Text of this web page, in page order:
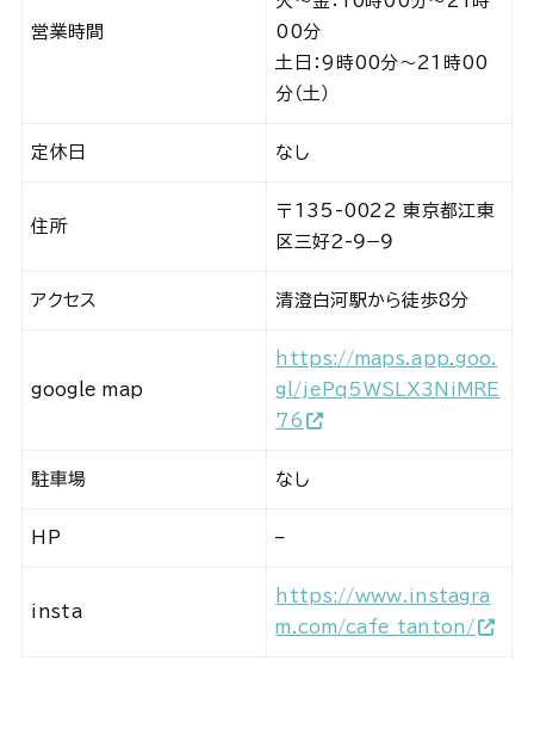
営業時間
00分
土日：9時00分～21時00
分（土）
定休日 なし
住所
〒135-0022 東京都江東
区三好２-９−９
アクセス 清澄白河駅から徒歩8分
google map
https://maps.app.goo.
gl/jePq5WSLX3NiMRE
76
駐車場 なし
HP –
insta
https://www.instagra
m.com/cafe_tanton/